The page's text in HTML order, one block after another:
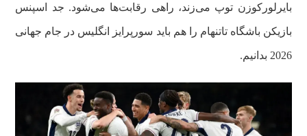
بایرلورکوزن توپ می‌زند، راهی رقابت‌ها می‌شود. جد اسپنس
بازیکن باشگاه تاتنهام را هم باید سورپرایز انگلیس در جام جهانی
2026 بدانیم.